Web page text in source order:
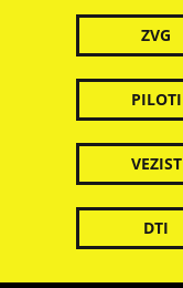
ZVG
PILOTI
VEZIST
DTI